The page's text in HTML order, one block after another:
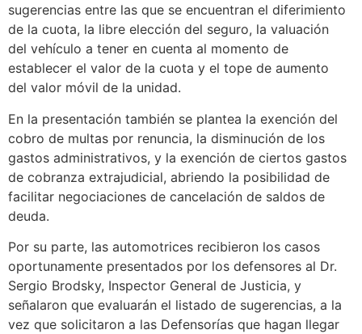
sugerencias entre las que se encuentran el diferimiento
de la cuota, la libre elección del seguro, la valuación
del vehículo a tener en cuenta al momento de
establecer el valor de la cuota y el tope de aumento
del valor móvil de la unidad.
En la presentación también se plantea la exención del
cobro de multas por renuncia, la disminución de los
gastos administrativos, y la exención de ciertos gastos
de cobranza extrajudicial, abriendo la posibilidad de
facilitar negociaciones de cancelación de saldos de
deuda.
Por su parte, las automotrices recibieron los casos
oportunamente presentados por los defensores al Dr.
Sergio Brodsky, Inspector General de Justicia, y
señalaron que evaluarán el listado de sugerencias, a la
vez que solicitaron a las Defensorías que hagan llegar